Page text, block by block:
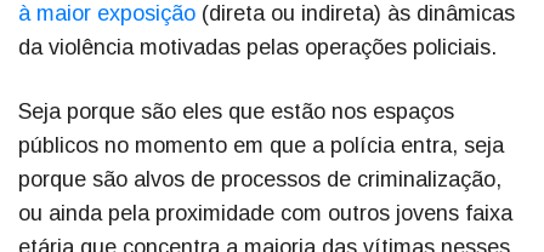
à maior exposição (direta ou indireta) às dinâmicas
da violência motivadas pelas operações policiais.
Seja porque são eles que estão nos espaços
públicos no momento em que a polícia entra, seja
porque são alvos de processos de criminalização,
ou ainda pela proximidade com outros jovens faixa